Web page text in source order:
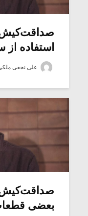
استفاده از
علی نجفی
بعضی